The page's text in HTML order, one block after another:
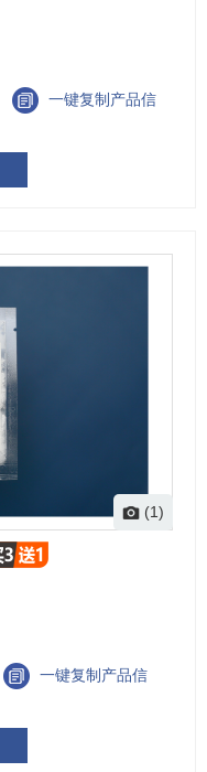
一键复制产品信
(1)
一键复制产品信